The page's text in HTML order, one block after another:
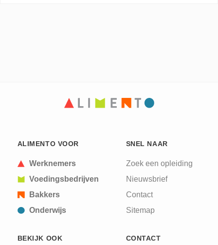
ALIMENTO VOOR
Werknemers
Voedingsbedrijven
Bakkers
Onderwijs
SNEL NAAR
Zoek een opleiding
Nieuwsbrief
Contact
Sitemap
BEKIJK OOK CONTACT